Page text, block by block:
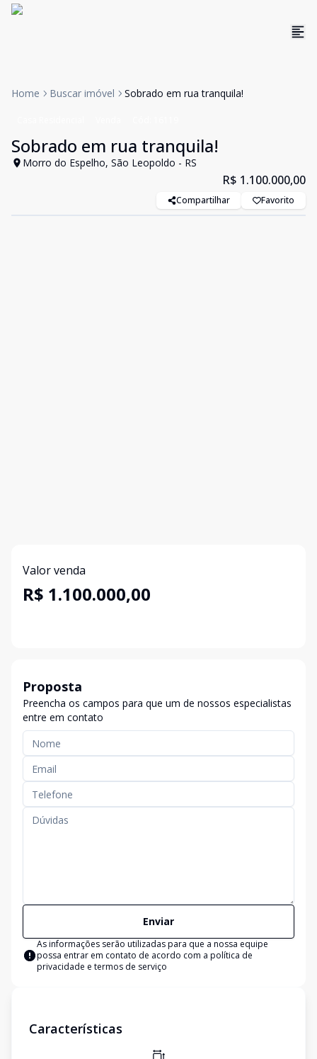
Home Buscar imóvel Sobrado em rua tranquila!
Sobrado em rua tranquila!
Morro do Espelho, São Leopoldo - RS
R$ 1.100.000,00
Compartilhar Favorito
Valor venda
R$ 1.100.000,00
Proposta
Preencha os campos para que um de nossos especialistas
entre em contato
Enviar
As informações serão utilizadas para que a nossa equipe
possa entrar em contato de acordo com a política de
privacidade e termos de serviço
Características